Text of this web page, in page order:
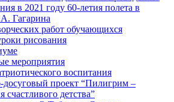
в 2021 году 60-летия полета в
Гагарина
работ обучающихся
рисования
мероприятия
воспитания
досуговый проект “Пилигрим –
счастливого детства”